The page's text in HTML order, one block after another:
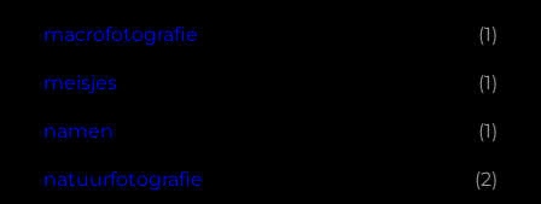
macrofotografie (1)
meisjes (1)
namen (1)
natuurfotografie (2)